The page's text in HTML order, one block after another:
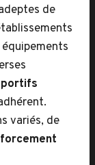
de
variés, de